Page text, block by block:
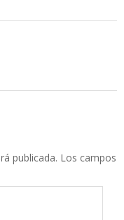
publicada. Los campos